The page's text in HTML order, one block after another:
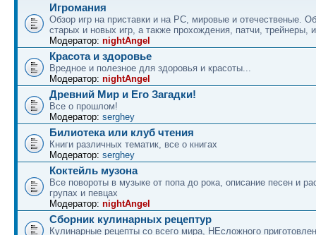
Игромания
Обзор игр на приставки и на PC, мировые и отечественые.
старых и новых игр, а также прохождения, патчи, трейнеры,
Модератор: nightAngel
Красота и здоровье
Вредное и полезное для здоровья и красоты...
Модератор: nightAngel
Древний Мир и Его Загадки!
Все о прошлом!
Модератор: serghey
Билиотека или клуб чтения
Книги различных тематик, все о книгах
Модератор: serghey
Коктейль музона
Все повороты в музыке от попа до рока, описание песен и
групах и певцах
Модератор: nightAngel
Сборник кулинарных рецептур
Кулинарные рецепты со всего мира, НЕсложного